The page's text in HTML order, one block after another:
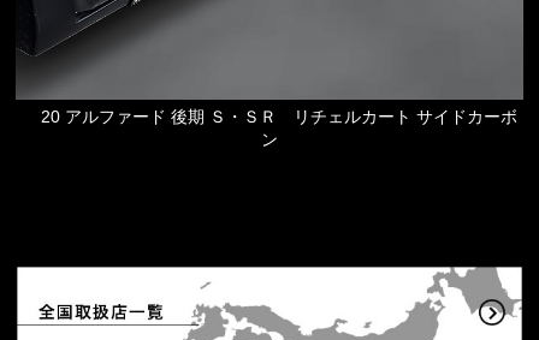
20 アルファード 後期 Ｓ・ＳＲ リチェルカート サイドカーボ
ン